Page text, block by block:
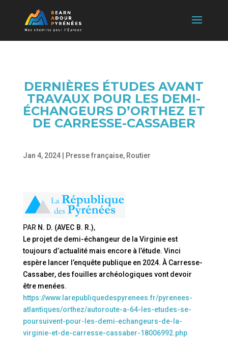
DERNIÈRES ÉTUDES AVANT
TRAVAUX POUR LES DEMI-
ÉCHANGEURS D’ORTHEZ ET
DE CARRESSE-CASSABER
Jan 4, 2024| Presse française, Routier
PAR N. D. (AVEC B. R.),
Le projet de demi-échangeur de la Virginie est
toujours d’actualité mais encore à l’étude. Vinci
espère lancer l’enquête publique en 2024. À Carresse-
Cassaber, des fouilles archéologiques vont devoir
être menées.
https://www.larepubliquedespyrenees.fr/pyrenees-
atlantiques/orthez/autoroute-a-64-les-etudes-se-
poursuivent-pour-les-demi-echangeurs-de-la-
virginie-et-de-carresse-cassaber-18006992.php